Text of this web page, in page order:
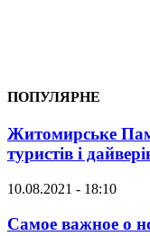
ПОПУЛЯРНЕ
Житомирське
туристів і
10.08.2021 - 18:10
Самое важное о